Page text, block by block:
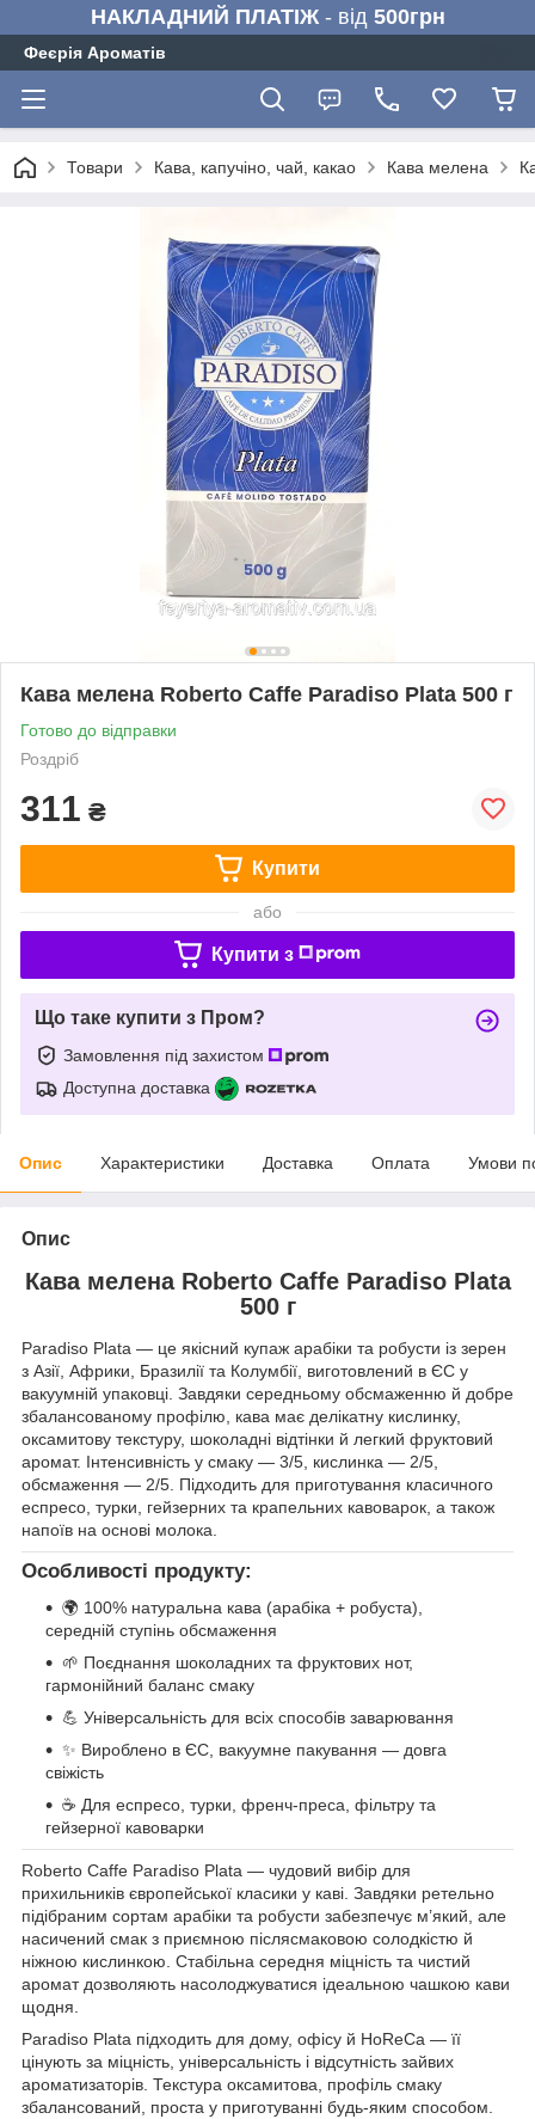
НАКЛАДНИЙ ПЛАТІЖ- від 500грн
Феєрія Ароматів
Товари Кава, капучіно, чай, какао Кава мелена
Кава мелена Roberto Caffe Paradiso Plata 500 г
Готово до відправки
Роздріб
311 ₴
Купити
або
Купити з
Що таке купити з Пром?
Замовлення під захистом
Доступна доставка
Опис Характеристики Доставка Оплата Умови
Опис
Кава мелена Roberto Caffe Paradiso Plata
500 г
Paradiso Plata — це якісний купаж арабіки та робусти із зерен
з Азії, Африки, Бразилії та Колумбії, виготовлений в ЄС у
вакуумній упаковці. Завдяки середньому обсмаженню й добре
збалансованому профілю, кава має делікатну кислинку,
оксамитову текстуру, шоколадні відтінки й легкий фруктовий
аромат. Інтенсивність у смаку — 3/5, кислинка — 2/5,
обсмаження — 2/5. Підходить для приготування класичного
еспресо, турки, гейзерних та крапельних кавоварок, а також
напоїв на основі молока.
Особливості продукту:
🌍 100% натуральна кава (арабіка + робуста),
середній ступінь обсмаження
🌱 Поєднання шоколадних та фруктових нот,
гармонійний баланс смаку
💪 Універсальність для всіх способів заварювання
✨ Вироблено в ЄС, вакуумне пакування — довга
свіжість
☕ Для еспресо, турки, френч-преса, фільтру та
гейзерної кавоварки
Roberto Caffe Paradiso Plata — чудовий вибір для
прихильників європейської класики у каві. Завдяки ретельно
підібраним сортам арабіки та робусти забезпечує м’який, але
насичений смак з приємною післясмаковою солодкістю й
ніжною кислинкою. Стабільна середня міцність та чистий
аромат дозволяють насолоджуватися ідеальною чашкою кави
щодня.​
Paradiso Plata підходить для дому, офісу й HoReCa — її
цінують за міцність, універсальність і відсутність зайвих
ароматизаторів. Текстура оксамитова, профіль смаку
збалансований, проста у приготуванні будь-яким способом.